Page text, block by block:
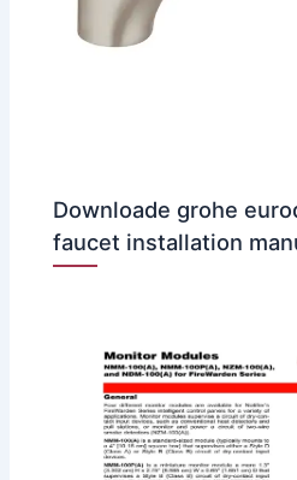
Downloade grohe
faucet installation